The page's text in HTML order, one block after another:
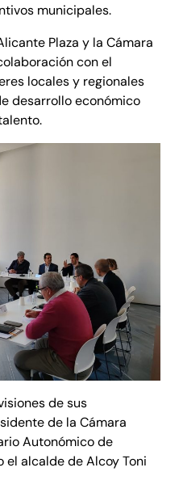
municipales.
Plaza y la Cámara
con el
locales y regionales
desarrollo económico
de sus
de la Cámara
Autonómico de
el alcalde de Alcoy Toni